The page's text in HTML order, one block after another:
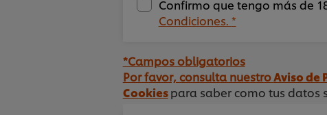
Confirmo que tengo más de
Condiciones. *
*Campos obligatorios
Por favor, consulta nuestroAviso de
Cookiespara saber como tus datos